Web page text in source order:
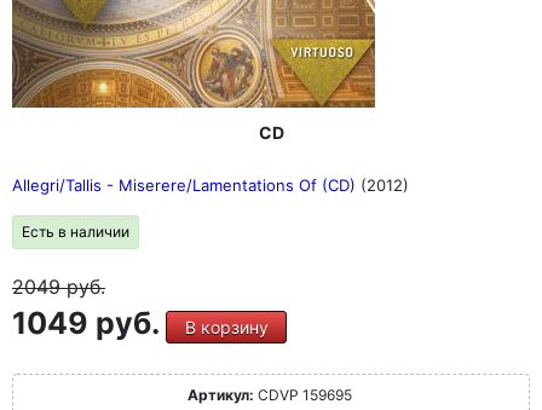
CD
Allegri/Tallis - Miserere/Lamentations Of (CD) (2012)
Есть в наличии
2049руб.
1049 руб. В корзину
Артикул: CDVP 159695